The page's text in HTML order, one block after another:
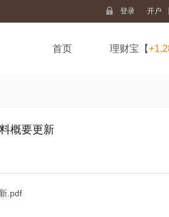
登录 开户
首页 理财宝【
概要更新
.pdf